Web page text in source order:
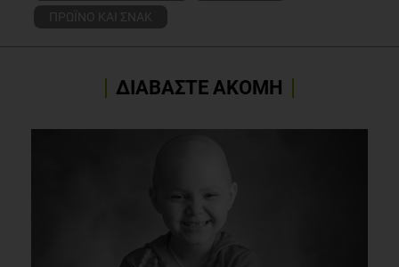
ΠΡΩΪΝΟ ΚΑΙ ΣΝΑΚ
ΔΙΑΒΑΣΤΕ ΑΚΟΜΗ